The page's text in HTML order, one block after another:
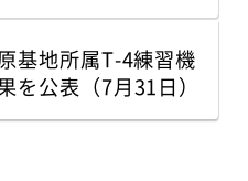
基地所属T-4練習機
を公表（7月31日）